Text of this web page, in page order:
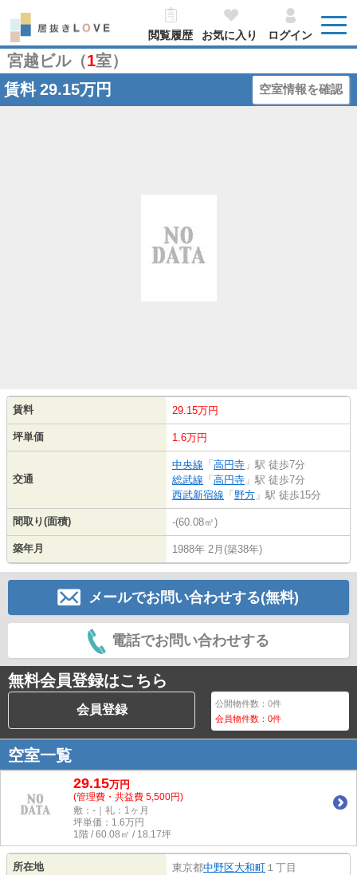
閲覧履歴 お気に入り ログイン
宮越ビル（1室）
賃料 29.15万円 空室情報を確認
賃料 29.15万円
坪単価 1.6万円
交通
中央線 「 高円寺 」駅 徒歩7分
総武線 「 高円寺 」駅 徒歩7分
西武新宿線 「 野方 」駅 徒歩15分
間取り(面積) -(60.08㎡)
築年月 1988年 2月(築38年)
メールでお問い合わせする(無料)
電話でお問い合わせする
無料会員登録はこちら
会員登録 公開物件数：0件
会員物件数：0件
空室一覧
29.15万円
(管理費・共益費 5,500円)
敷：-｜礼：1ヶ月
坪単価： 1.6万円
1階 / 60.08㎡ / 18.17坪
所在地 東京都中野区大和町 １丁目